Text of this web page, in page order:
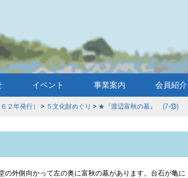
イベント 事業案内 会員紹介
年発行） ５文化財めぐり ★『渡辺富秋の墓』 (7-⑬)
の外側向かって左の奥に富秋の墓があります。台石が亀に